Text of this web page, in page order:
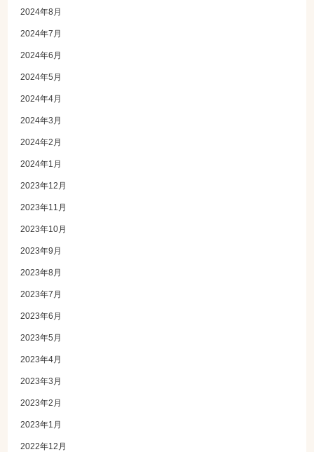
2024年8月
2024年7月
2024年6月
2024年5月
2024年4月
2024年3月
2024年2月
2024年1月
2023年12月
2023年11月
2023年10月
2023年9月
2023年8月
2023年7月
2023年6月
2023年5月
2023年4月
2023年3月
2023年2月
2023年1月
2022年12月